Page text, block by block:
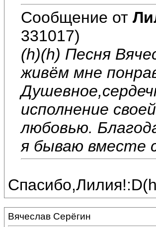
Сообщение от
331017)
(h)(h) Песня
живём мне
исполнение
любовью.
я бываю вместе
Вячеслав Серёгин